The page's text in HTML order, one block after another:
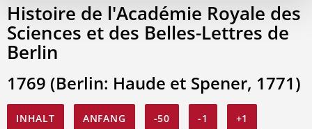
Histoire de l'Académie Royale des
Sciences et des Belles-Lettres de
Berlin
1769 (Berlin: Haude et Spener, 1771)
INHALT ANFANG -50 -1 +1